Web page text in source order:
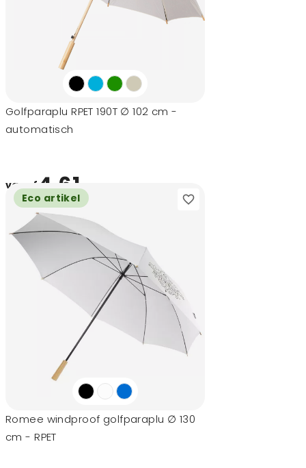
Golfparaplu RPET 190T ∅ 102 cm -
automatisch
vanaf4,61
Eco artikel
Romee windproof golfparaplu ∅ 130
cm - RPET